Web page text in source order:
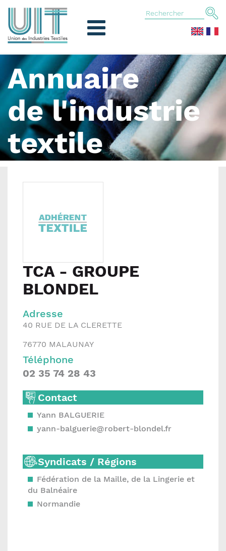
Annuaire
de l'industrie
textile
TCA - GROUPE
BLONDEL
Adresse
40 RUE DE LA CLERETTE
76770 MALAUNAY
Téléphone
02 35 74 28 43
Contact
Yann BALGUERIE
yann-balguerie@robert-blondel.fr
Syndicats / Régions
Fédération de la Maille, de la Lingerie et
du Balnéaire
Normandie